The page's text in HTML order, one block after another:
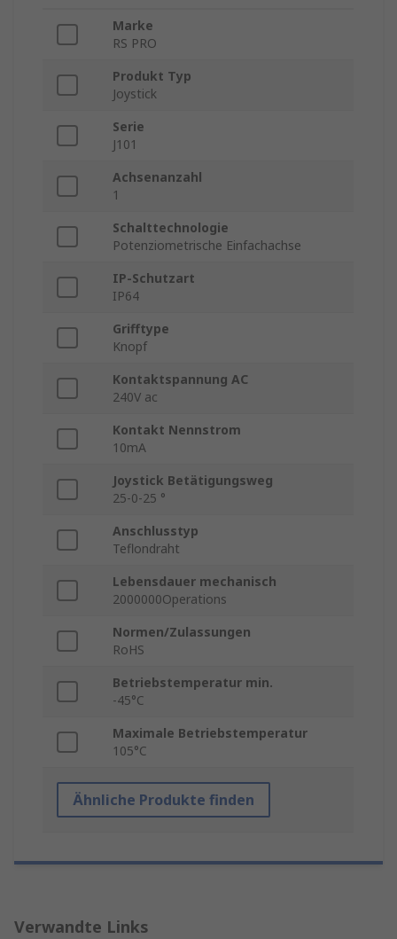
Marke
RS PRO
Produkt Typ
Joystick
Serie
J101
Achsenanzahl
1
Schalttechnologie
Potenziometrische Einfachachse
IP-Schutzart
IP64
Grifftype
Knopf
Kontaktspannung AC
240V ac
Kontakt Nennstrom
10mA
Joystick Betätigungsweg
25-0-25 °
Anschlusstyp
Teflondraht
Lebensdauer mechanisch
2000000Operations
Normen/Zulassungen
RoHS
Betriebstemperatur min.
-45°C
Maximale Betriebstemperatur
105°C
Ähnliche Produkte finden
Verwandte Links